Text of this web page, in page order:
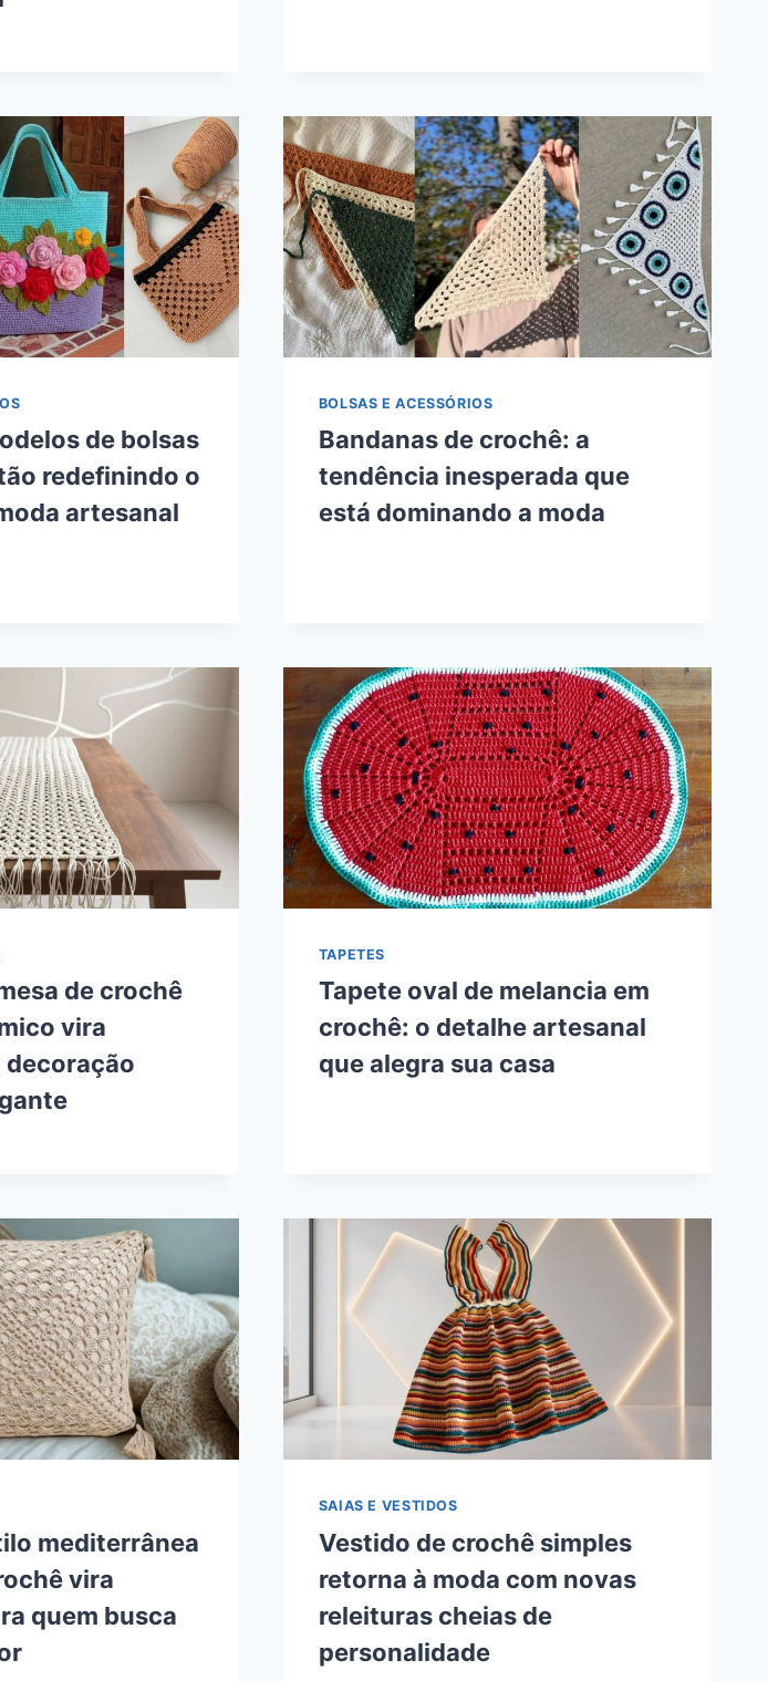
de bolsas
redefinindo o
artesanal
BOLSAS E ACESSÓRIOS
Bandanas de crochê: a
tendência inesperada que
está dominando a moda
de crochê
vira
TAPETES
Tapete oval de melancia em
crochê: o detalhe artesanal
que alegra sua casa
mediterrânea
vira
quem busca
SAIAS E VESTIDOS
Vestido de crochê simples
retorna à moda com novas
releituras cheias de
personalidade